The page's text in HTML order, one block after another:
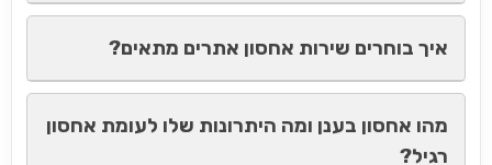
איך בוחרים שירות אחסון אתרים מתאים?
מהו אחסון בענן ומה היתרונות שלו לעומת אחסון
רגיל?